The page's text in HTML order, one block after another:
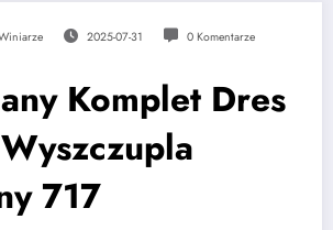
2025-07-31 0 Komentarze
Komplet Dres
717